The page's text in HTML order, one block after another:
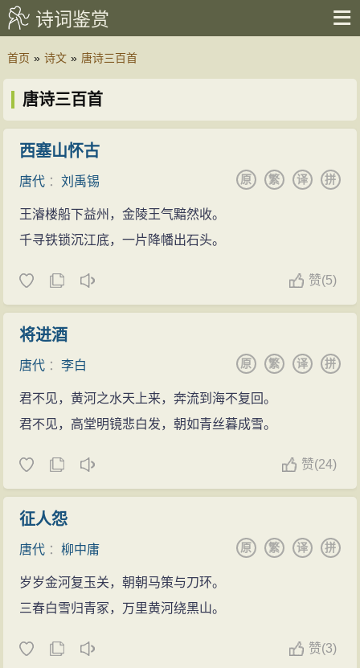
诗词鉴赏
首页 » 诗文 » 唐诗三百首
唐诗三百首
西塞山怀古
唐代 ：刘禹锡 拼
译
繁
原
王濬楼船下益州，金陵王气黯然收。
千寻铁锁沉江底，一片降幡出石头。
赞(5)
将进酒
唐代 ：李白 拼
译
繁
原
君不见，黄河之水天上来，奔流到海不复回。
君不见，高堂明镜悲白发，朝如青丝暮成雪。
赞(24)
征人怨
唐代 ：柳中庸 拼
译
繁
原
岁岁金河复玉关，朝朝马策与刀环。
三春白雪归青冢，万里黄河绕黑山。
赞(3)